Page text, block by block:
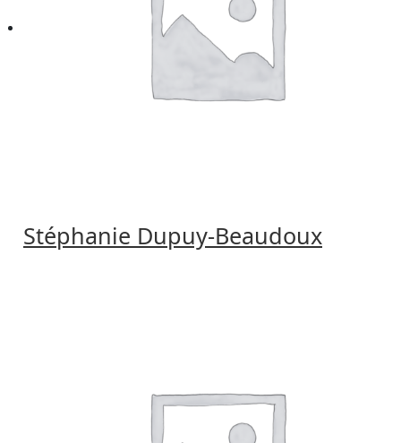
Stéphanie Dupuy-Beaudoux